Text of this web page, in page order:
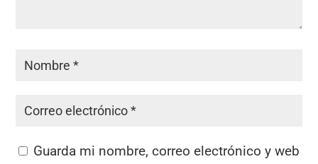
Guarda mi nombre, correo electrónico y web